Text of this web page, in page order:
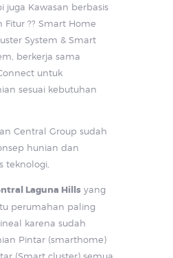
juga Kawasan berbasis
?? Smart Home
System & Smart
berkerja sama
untuk
sesuai kebutuhan
Central Group sudah
hunian dan
teknologi,
Laguna Hills yang
perumahan paling
karena sudah
Pintar (smarthome)